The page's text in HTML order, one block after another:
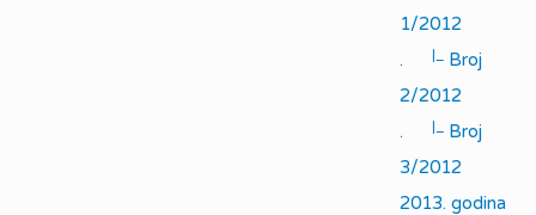
1/2012
.
|_ Broj
2/2012
.
|_ Broj
3/2012
2013. godina